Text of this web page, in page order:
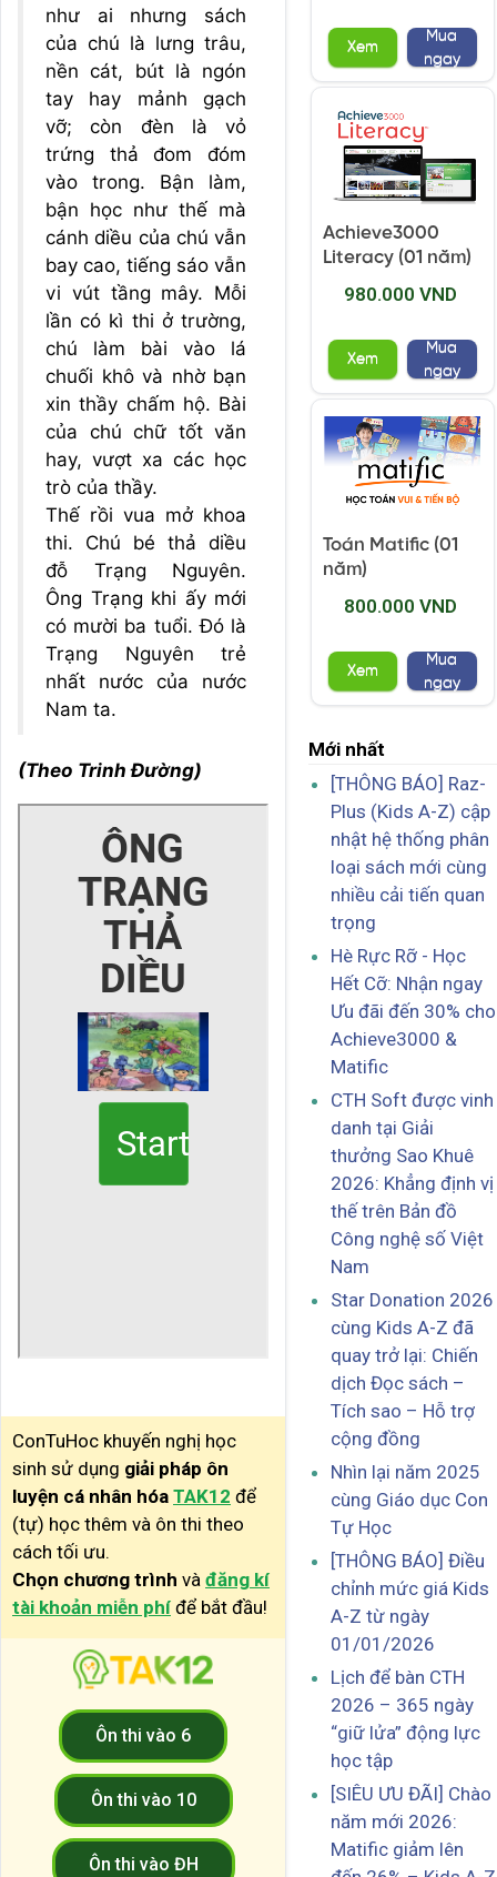
như ai nhưng sách
của chú là lưng trâu,
nền cát, bút là ngón
tay hay mảnh gạch
vỡ; còn đèn là vỏ
trứng thả đom đóm
vào trong. Bận làm,
bận học như thế mà
cánh diều của chú vẫn
bay cao, tiếng sáo vẫn
vi vút tầng mây. Mỗi
lần có kì thi ở trường,
chú làm bài vào lá
chuối khô và nhờ bạn
xin thầy chấm hộ. Bài
của chú chữ tốt văn
hay, vượt xa các học
trò của thầy.
Thế rồi vua mở khoa
thi. Chú bé thả diều
đỗ Trạng Nguyên.
Ông Trạng khi ấy mới
có mười ba tuổi. Đó là
Trạng Nguyên trẻ
nhất nước của nước
Nam ta.
(Theo Trinh Đường)
ConTuHoc khuyến nghị học
sinh sử dụng giải pháp ôn
luyện cá nhân hóa TAK12 để
(tự) học thêm và ôn thi theo
cách tối ưu.
Chọn chương trình và đăng kí
tài khoản miễn phí để bắt đầu!
Ôn thi vào 6
Ôn thi vào 10
Ôn thi vào ĐH
Xem
Mua
ngay
Achieve3000
Literacy (01 năm)
980.000 VND
Xem
Mua
ngay
Toán Matific (01
năm)
800.000 VND
Xem
Mua
ngay
Mới nhất
[THÔNG BÁO] Raz-
Plus (Kids A-Z) cập
nhật hệ thống phân
loại sách mới cùng
nhiều cải tiến quan
trọng
Hè Rực Rỡ - Học
Hết Cỡ: Nhận ngay
Ưu đãi đến 30% cho
Achieve3000 &
Matific
CTH Soft được vinh
danh tại Giải
thưởng Sao Khuê
2026: Khẳng định vị
thế trên Bản đồ
Công nghệ số Việt
Nam
Star Donation 2026
cùng Kids A-Z đã
quay trở lại: Chiến
dịch Đọc sách –
Tích sao – Hỗ trợ
cộng đồng
Nhìn lại năm 2025
cùng Giáo dục Con
Tự Học
[THÔNG BÁO] Điều
chỉnh mức giá Kids
A-Z từ ngày
01/01/2026
Lịch để bàn CTH
2026 – 365 ngày
“giữ lửa” động lực
học tập
[SIÊU ƯU ĐÃI] Chào
năm mới 2026:
Matific giảm lên